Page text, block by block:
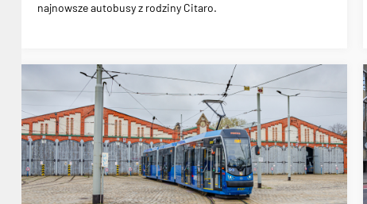
najnowsze autobusy z rodziny Citaro.